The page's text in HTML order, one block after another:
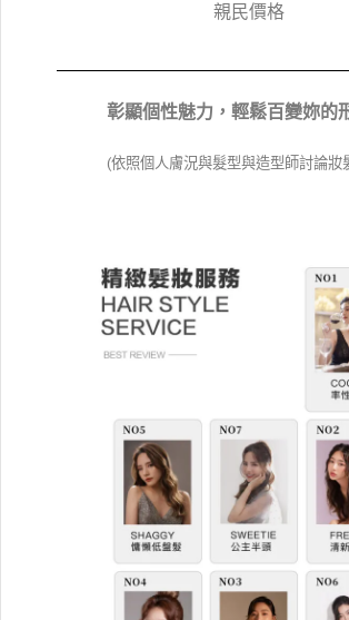
親民價格
彰顯個性魅力，輕鬆百變妳的
(依照個人膚況與髮型與造型師討論妝